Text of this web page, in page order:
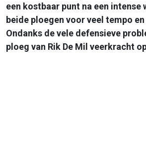
een kostbaar punt na een intense
beide ploegen voor veel tempo
Ondanks de vele defensieve
ploeg van Rik De Mil veerkracht